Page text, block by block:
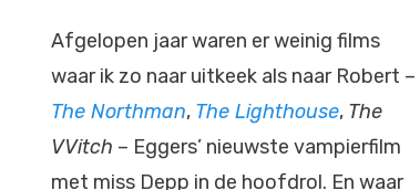
Afgelopen jaar waren er weinig films
waar ik zo naar uitkeek als naar Robert –
The Northman, The Lighthouse, The
VVitch – Eggers’ nieuwste vampierfilm
met miss Depp in de hoofdrol. En waar